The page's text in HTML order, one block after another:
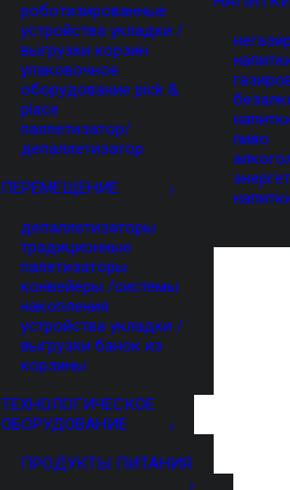
роботизированные
устройства укладки /
выгрузки корзин
упаковочное
оборудование pick &
place
паллетизатор/
депаллетизатор
ПЕРЕМЕЩЕНИЕ
депаллетизаторы
традиционные
палетизаторы
конвейеры /системы
накопления
устройства укладки /
выгрузки банок из
корзины
ТЕХНОЛОГИЧЕСКОЕ
ОБОРУДОВАНИЕ
ПРОДУКТЫ ПИТАНИЯ
пиво